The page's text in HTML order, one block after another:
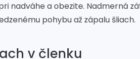
nadváhe a obezite. Nadmerná
pohybu až zápalu šliach.
v členku